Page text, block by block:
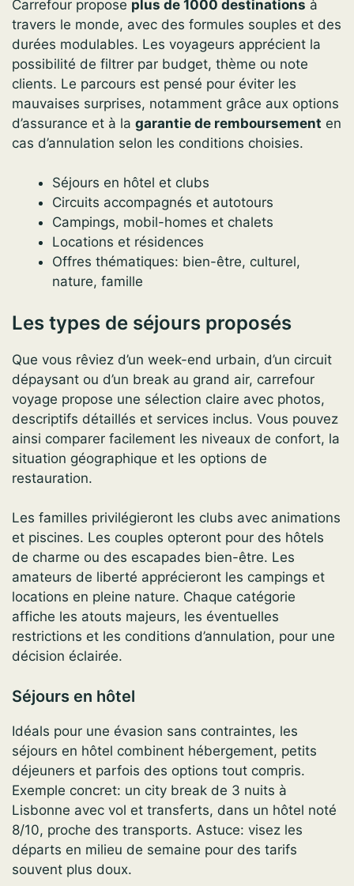
Carrefour propose plus de 1000 destinations à
travers le monde, avec des formules souples et des
durées modulables. Les voyageurs apprécient la
possibilité de filtrer par budget, thème ou note
clients. Le parcours est pensé pour éviter les
mauvaises surprises, notamment grâce aux options
d’assurance et à la garantie de remboursement en
cas d’annulation selon les conditions choisies.
Séjours en hôtel et clubs
Circuits accompagnés et autotours
Campings, mobil-homes et chalets
Locations et résidences
Offres thématiques: bien-être, culturel,
nature, famille
Les types de séjours proposés
Que vous rêviez d’un week-end urbain, d’un circuit
dépaysant ou d’un break au grand air, carrefour
voyage propose une sélection claire avec photos,
descriptifs détaillés et services inclus. Vous pouvez
ainsi comparer facilement les niveaux de confort, la
situation géographique et les options de
restauration.
Les familles privilégieront les clubs avec animations
et piscines. Les couples opteront pour des hôtels
de charme ou des escapades bien-être. Les
amateurs de liberté apprécieront les campings et
locations en pleine nature. Chaque catégorie
affiche les atouts majeurs, les éventuelles
restrictions et les conditions d’annulation, pour une
décision éclairée.
Séjours en hôtel
Idéals pour une évasion sans contraintes, les
séjours en hôtel combinent hébergement, petits
déjeuners et parfois des options tout compris.
Exemple concret: un city break de 3 nuits à
Lisbonne avec vol et transferts, dans un hôtel noté
8/10, proche des transports. Astuce: visez les
départs en milieu de semaine pour des tarifs
souvent plus doux.